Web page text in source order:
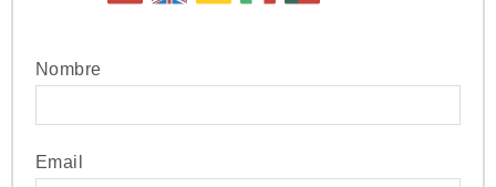
Nombre
Email